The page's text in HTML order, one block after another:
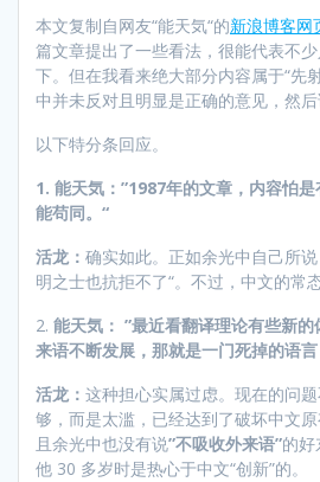
本文复制自网友“能天気“的新浪博客网
篇文章提出了一些看法，很能代表不
下。但在我看来绝大部分内容属于“先
中并未反对且明显是正确的意见，然后
以下特分条回应。
1. 能天気： ”1987年的文章，内容怕
能苟同。“
活龙： 确实如此。正如余光中自己所
明之士也抗拒不了“。不过，中文的常
2. 能天気： ”最近看翻译理论有些新
来语不断发展，那就是一门死掉的语
活龙： 这种担心实属过虑。现在的问
够，而是太滥，已经达到了破坏中文
且余光中也没有说”不吸收外来语”的
他 30 多岁时是热心于中文“创新”的。